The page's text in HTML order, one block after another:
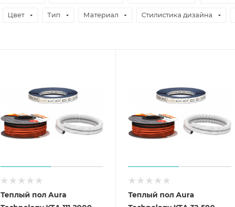
Цвет Тип Материал Стилистика дизайна
Теплый пол Aura
Теплый пол Aura